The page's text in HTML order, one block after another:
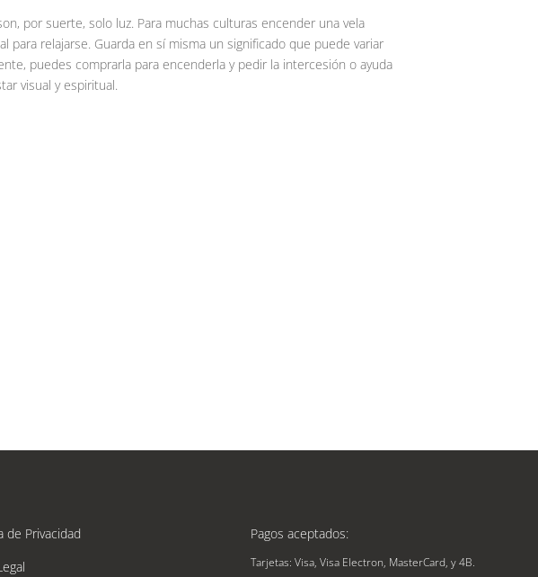
por suerte, solo luz. Para muchas culturas encender una vela
relajarse. Guarda en sí misma un significado que puede variar
puedes comprarla para encenderla y pedir la intercesión o ayuda
visual y espiritual.
de Privacidad
Pagos aceptados:
Tarjetas: Visa, Visa Electron, MasterCard, y 4B.